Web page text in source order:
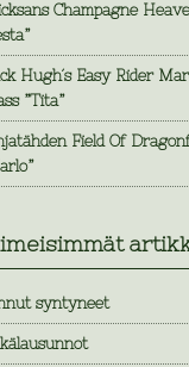
Champagne
Hugh´s Easy Rider
”Tita”
Field Of
syntyneet